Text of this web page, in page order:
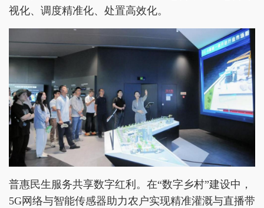
视化、调度精准化、处置高效化。
普惠民生服务共享数字红利。在“数字乡村”建设中，
5G网络与智能传感器助力农户实现精准灌溉与直播带